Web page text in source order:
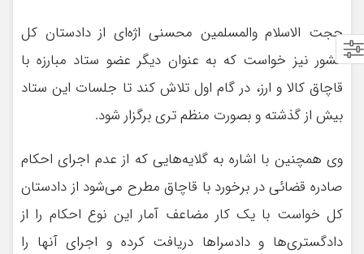
حجت الاسلام والمسلمین محسنی اژه‌ای از دادستان کل
کشور نیز خواست که به عنوان دیگر عضو ستاد مبارزه با
قاچاق کالا و ارز، در گام اول تلاش کند تا جلسات این ستاد
بیش از گذشته و بصورت منظم تری برگزار شود.
وی همچنین با اشاره به گلایه‌هایی که از عدم اجرای احکام
صادره قضائی در برخورد با قاچاق مطرح می‌شود از دادستان
کل خواست با یک کار مضاعف آمار این نوع احکام را از
دادگستری‌ها و دادسراها دریافت کرده و اجرای آنها را